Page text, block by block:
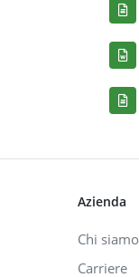
Azienda
Chi siamo
Carriere